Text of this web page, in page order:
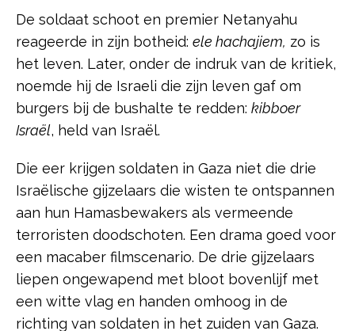
De soldaat schoot en premier Netanyahu
reageerde in zijn botheid: ele hachajiem, zo is
het leven. Later, onder de indruk van de kritiek,
noemde hij de Israeli die zijn leven gaf om
burgers bij de bushalte te redden: kibboer
Israël, held van Israël.
Die eer krijgen soldaten in Gaza niet die drie
Israëlische gijzelaars die wisten te ontspannen
aan hun Hamasbewakers als vermeende
terroristen doodschoten. Een drama goed voor
een macaber filmscenario. De drie gijzelaars
liepen ongewapend met bloot bovenlijf met
een witte vlag en handen omhoog in de
richting van soldaten in het zuiden van Gaza.